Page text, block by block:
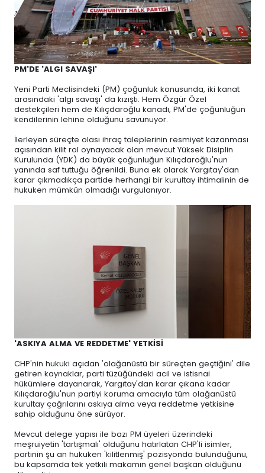
PM'DE 'ALGI SAVAŞI'
Yeni Parti Meclisindeki (PM) çoğunluk konusunda, iki kanat
arasındaki 'algı savaşı' da kızıştı. Hem Özgür Özel
destekçileri hem de Kılıçdaroğlu kanadı, PM'de çoğunluğun
kendilerinin lehine olduğunu savunuyor.
İlerleyen süreçte olası ihraç taleplerinin resmiyet kazanması
açısından kilit rol oynayacak olan mevcut Yüksek Disiplin
Kurulunda (YDK) da büyük çoğunluğun Kılıçdaroğlu'nun
yanında saf tuttuğu öğrenildi. Buna ek olarak Yargıtay'dan
karar çıkmadıkça partide herhangi bir kurultay ihtimalinin de
hukuken mümkün olmadığı vurgulanıyor.
'ASKIYA ALMA VE REDDETME' YETKİSİ
CHP'nin hukuki açıdan 'olağanüstü bir süreçten geçtiğini' dile
getiren kaynaklar, parti tüzüğündeki acil ve istisnai
hükümlere dayanarak, Yargıtay'dan karar çıkana kadar
Kılıçdaroğlu'nun partiyi koruma amacıyla tüm olağanüstü
kurultay çağrılarını askıya alma veya reddetme yetkisine
sahip olduğunu öne sürüyor.
Mevcut delege yapısı ile bazı PM üyeleri üzerindeki
meşruiyetin 'tartışmalı' olduğunu hatırlatan CHP'li isimler,
partinin şu an hukuken 'kilitlenmiş' pozisyonda bulunduğunu,
bu kapsamda tek yetkili makamın genel başkan olduğunu